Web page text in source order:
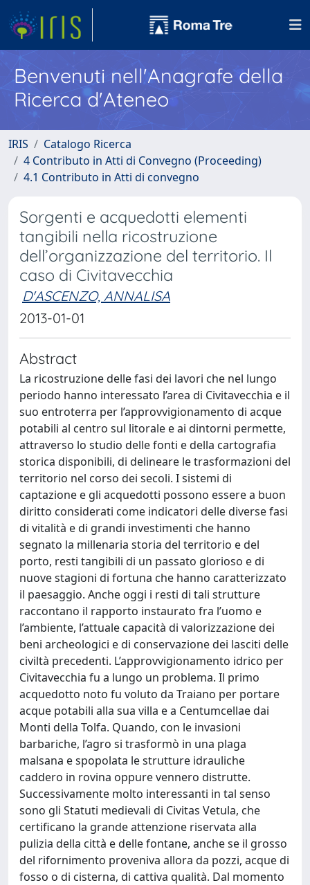
Benvenuti nell'Anagrafe della
Ricerca d'Ateneo
IRIS
Catalogo Ricerca
4 Contributo in Atti di Convegno (Proceeding)
4.1 Contributo in Atti di convegno
Sorgenti e acquedotti elementi
tangibili nella ricostruzione
dell’organizzazione del territorio. Il
caso di Civitavecchia
D'ASCENZO, ANNALISA
2013-01-01
Abstract
La ricostruzione delle fasi dei lavori che nel lungo
periodo hanno interessato l’area di Civitavecchia e il
suo entroterra per l’approvvigionamento di acque
potabili al centro sul litorale e ai dintorni permette,
attraverso lo studio delle fonti e della cartografia
storica disponibili, di delineare le trasformazioni del
territorio nel corso dei secoli. I sistemi di
captazione e gli acquedotti possono essere a buon
diritto considerati come indicatori delle diverse fasi
di vitalità e di grandi investimenti che hanno
segnato la millenaria storia del territorio e del
porto, resti tangibili di un passato glorioso e di
nuove stagioni di fortuna che hanno caratterizzato
il paesaggio. Anche oggi i resti di tali strutture
raccontano il rapporto instaurato fra l’uomo e
l’ambiente, l’attuale capacità di valorizzazione dei
beni archeologici e di conservazione dei lasciti delle
civiltà precedenti. L’approvvigionamento idrico per
Civitavecchia fu a lungo un problema. Il primo
acquedotto noto fu voluto da Traiano per portare
acque potabili alla sua villa e a Centumcellae dai
Monti della Tolfa. Quando, con le invasioni
barbariche, l’agro si trasformò in una plaga
malsana e spopolata le strutture idrauliche
caddero in rovina oppure vennero distrutte.
Successivamente molto interessanti in tal senso
sono gli Statuti medievali di Civitas Vetula, che
certificano la grande attenzione riservata alla
pulizia della città e delle fontane, anche se il grosso
del rifornimento proveniva allora da pozzi, acque di
fosso o di cisterna, di cattiva qualità. Dal momento